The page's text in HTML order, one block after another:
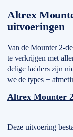
Altrex
uitvoeringen
Van de Mounter 2-
te verkrijgen met
delige ladders zijn
we de types +
Altrex Mounter
Deze uitvoering